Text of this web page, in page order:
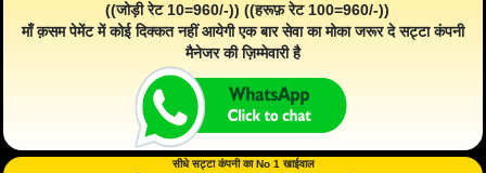
((जोड़ी रेट 10=960/-)) ((हरूफ़ रेट 100=960/-))
माँ क़सम पेमेंट में कोई दिक्कत नहीं आयेगी एक बार सेवा का मोका जरूर दे सट्टा कंपनी
मैनेजर की ज़िम्मेवारी है
सीधे सट्टा कंपनी का No 1 खाईवाल